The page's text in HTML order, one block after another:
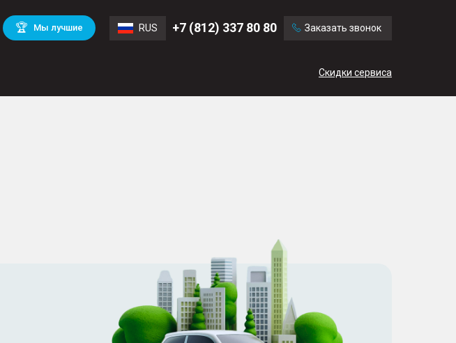
🏆 Мы лучшие RUS +7 (812) 337 80 80 Заказать звонок
Скидки сервиса
BMW
Mercedes Benz